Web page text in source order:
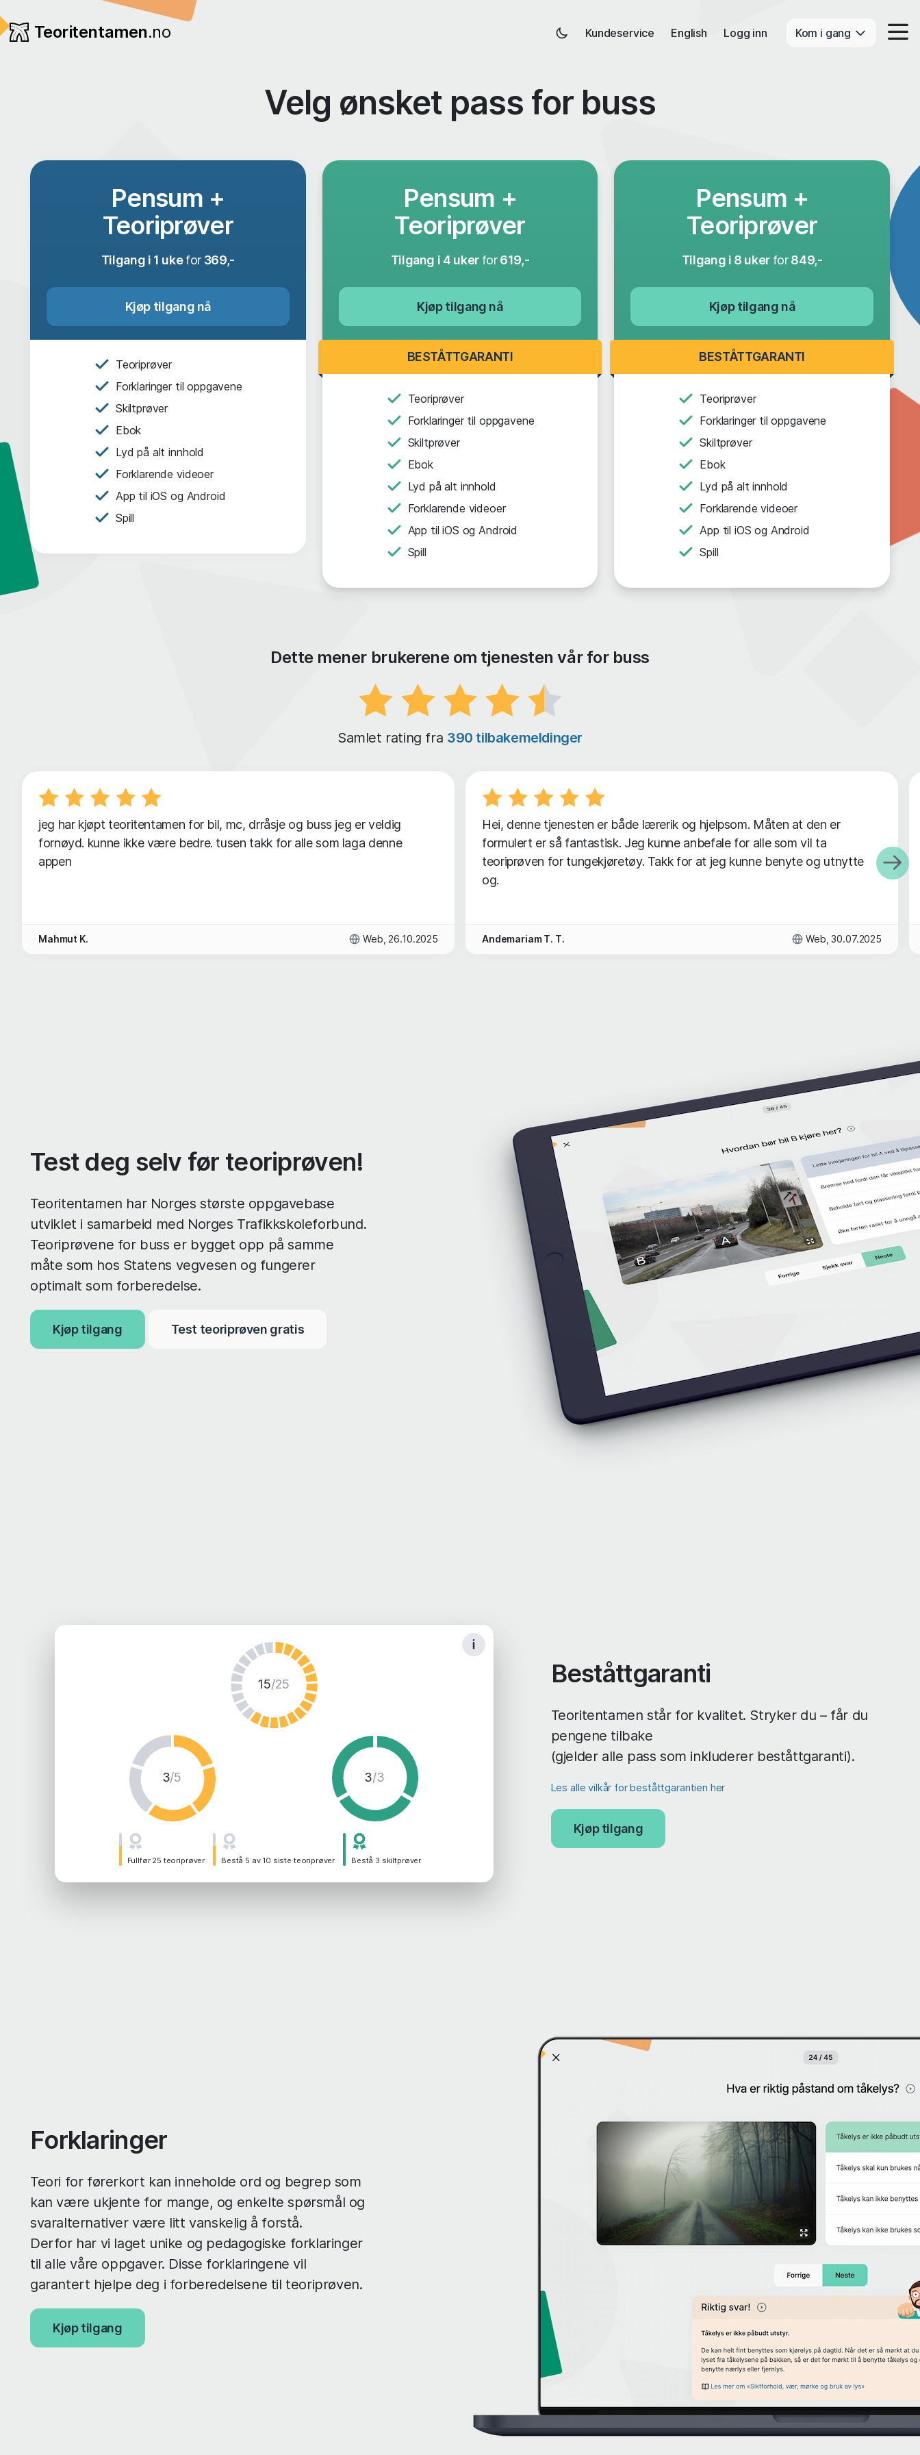
Teoritentamen.no Kundeservice English Logg inn Kom i gang
Velg ønsket pass for buss
Pensum +
Teoriprøver
Tilgang i 1 ukefor369,-
Kjøp tilgang nå
Teoriprøver
Forklaringer til oppgavene
Skiltprøver
Ebok
Lyd på alt innhold
Forklarende videoer
App til iOS og Android
Spill
Pensum +
Teoriprøver
Tilgang i 4 uker for619,-
Kjøp tilgang nå
BESTÅTTGARANTI
Teoriprøver
Forklaringer til oppgavene
Skiltprøver
Ebok
Lyd på alt innhold
Forklarende videoer
App til iOS og Android
Spill
Pensum +
Teoriprøver
Tilgang i 8 uker for849,-
Kjøp tilgang nå
BESTÅTTGARANTI
Teoriprøver
Forklaringer til oppgavene
Skiltprøver
Ebok
Lyd på alt innhold
Forklarende videoer
App til iOS og Android
Spill
Dette mener brukerene om tjenesten vår for buss
Samlet rating fra 390 tilbakemeldinger
jeg har kjøpt teoritentamen for bil, mc, drråsje og buss jeg er veldig
fornøyd. kunne ikke være bedre. tusen takk for alle som laga denne
appen
Mahmut K. Web, 26.10.2025
Hei, denne tjenesten er både lærerik og hjelpsom. Måten at den er
formulert er så fantastisk. Jeg kunne anbefale for alle som vil ta
teoriprøven for tungekjøretøy. Takk for at jeg kunne benyte og utnytte
og.
Andemariam T. T. Web, 30.07.2025
Test deg selv før teoriprøven!
Teoritentamen har Norges største oppgavebase
utviklet i samarbeid med Norges Trafikkskoleforbund.
Teoriprøvene for buss er bygget opp på samme
måte som hos Statens vegvesen og fungerer
optimalt som forberedelse.
Kjøp tilgang Test teoriprøven gratis
15/25
3/5 3/3
Fullfør 25 teoriprøver Bestå 5 av 10 siste teoriprøver Bestå 3 skiltprøver
Beståttgaranti
Teoritentamen står for kvalitet. Stryker du – får du
pengene tilbake
(gjelder alle pass som inkluderer beståttgaranti).
Les alle vilkår for beståttgarantien her
Kjøp tilgang
Forklaringer
Teori for førerkort kan inneholde ord og begrep som
kan være ukjente for mange, og enkelte spørsmål og
svaralternativer være litt vanskelig å forstå.
Derfor har vi laget unike og pedagogiske forklaringer
til alle våre oppgaver. Disse forklaringene vil
garantert hjelpe deg i forberedelsene til teoriprøven.
Kjøp tilgang